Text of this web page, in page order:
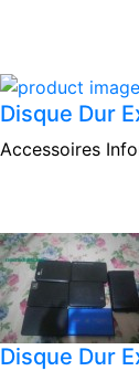
Disque Dur
Accessoires
Disque Dur